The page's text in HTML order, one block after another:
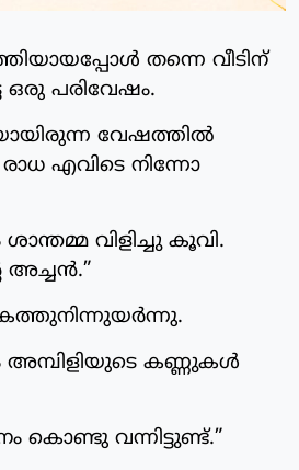
തന്നെ വീടിന്
ഒരു പരിവേഷം.
വേഷത്തിൽ
എവിടെ നിന്നോ
വിളിച്ചു കൂവി.
അച്ചൻ.”
കണ്ണുകൾ
കൊണ്ടു വന്നിട്ടുണ്ട്.”